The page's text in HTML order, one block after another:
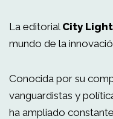
La editorial City
mundo de la
Conocida por su
vanguardistas y
ha ampliado